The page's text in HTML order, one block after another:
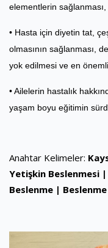
elementlerin sağlanması,
• Hasta için diyetin tat,
olmasının sağlanması,
yok edilmesi ve en
• Ailelerin hastalık
yaşam boyu eğitimin
Anahtar Kelimeler:
Yetişkin Beslenmesi
Beslenme |